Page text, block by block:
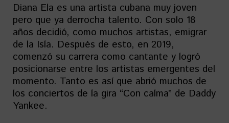
Diana Ela es una artista cubana muy joven
pero que ya derrocha talento. Con solo 18
años decidió, como muchos artistas, emigrar
de la Isla. Después de esto, en 2019,
comenzó su carrera como cantante y logró
posicionarse entre los artistas emergentes del
momento. Tanto es así que abrió muchos de
los conciertos de la gira “Con calma” de Daddy
Yankee.